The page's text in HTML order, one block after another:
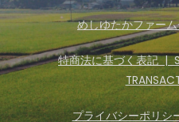
めしゆたかファー
特商法に基づく表記 |
プライバシーポリシ